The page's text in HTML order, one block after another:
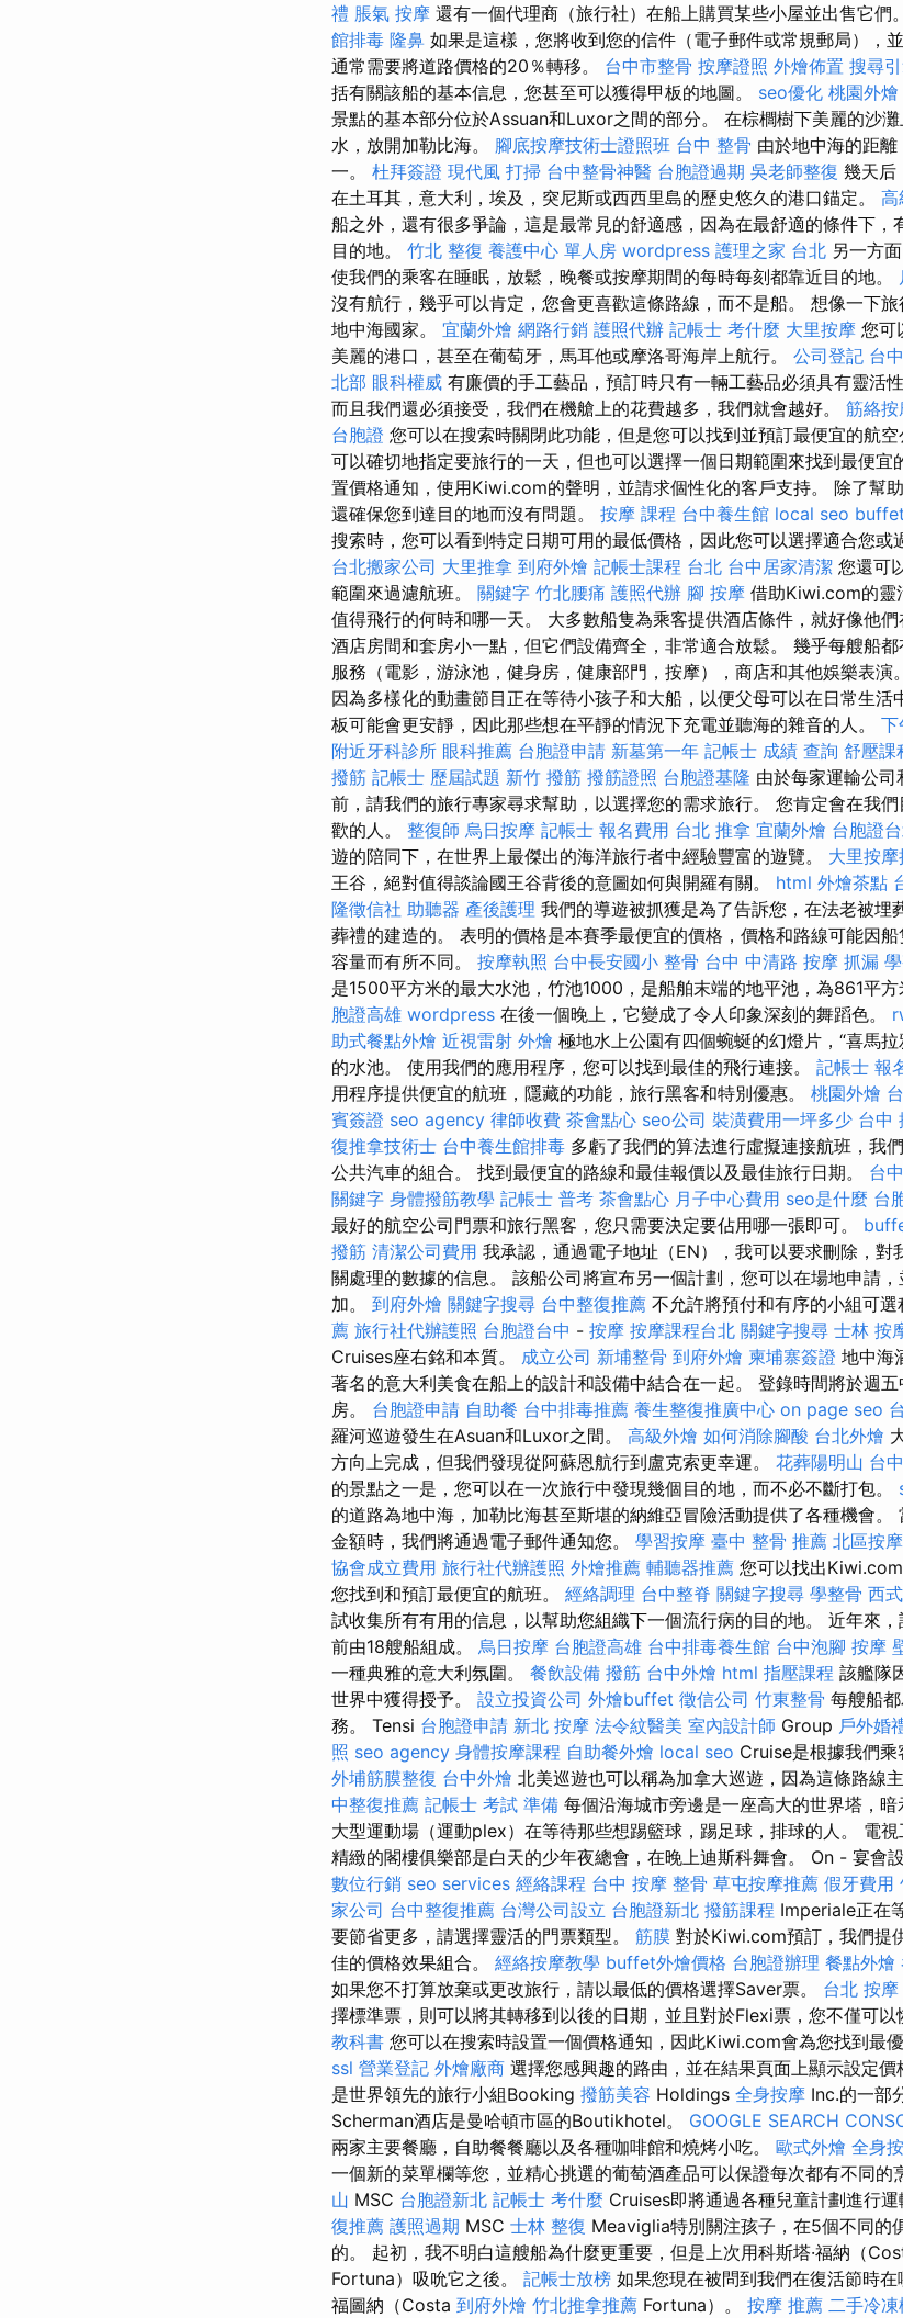
禮 脹氣 按摩 還有一個代理商（旅行社）在船上購買某些小屋並出售它們。
館排毒 隆鼻 如果是這樣，您將收到您的信件（電子郵件或常規郵局），
通常需要將道路價格的20％轉移。 台中市整骨 按摩證照 外燴佈置 搜尋
括有關該船的基本信息，您甚至可以獲得甲板的地圖。 seo優化 桃園外燴
景點的基本部分位於Assuan和Luxor之間的部分。 在棕櫚樹下美麗的沙
水，放開加勒比海。 腳底按摩技術士證照班 台中 整骨 由於地中海的距
一。 杜拜簽證 現代風 打掃 台中整骨神醫 台胞證過期 吳老師整復 幾天后
在土耳其，意大利，埃及，突尼斯或西西里島的歷史悠久的港口錨定。 高
船之外，還有很多爭論，這是最常見的舒適感，因為在最舒適的條件下，
目的地。 竹北 整復 養護中心 單人房 wordpress 護理之家 台北 另一方
使我們的乘客在睡眠，放鬆，晚餐或按摩期間的每時每刻都靠近目的地。
沒有航行，幾乎可以肯定，您會更喜歡這條路線，而不是船。 想像一下
地中海國家。 宜蘭外燴 網路行銷 護照代辦 記帳士 考什麼 大里按摩 您可
美麗的港口，甚至在葡萄牙，馬耳他或摩洛哥海岸上航行。 公司登記 台
北部 眼科權威 有廉價的手工藝品，預訂時只有一輛工藝品必須具有靈活
而且我們還必須接受，我們在機艙上的花費越多，我們就會越好。 筋絡按
台胞證 您可以在搜索時關閉此功能，但是您可以找到並預訂最便宜的航
可以確切地指定要旅行的一天，但也可以選擇一個日期範圍來找到最便宜
置價格通知，使用Kiwi.com的聲明，並請求個性化的客戶支持。 除了幫
還確保您到達目的地而沒有問題。 按摩 課程 台中養生館 local seo
搜索時，您可以看到特定日期可用的最低價格，因此您可以選擇適合您或
台北搬家公司 大里推拿 到府外燴 記帳士課程 台北 台中居家清潔 您還可
範圍來過濾航班。 關鍵字 竹北腰痛 護照代辦 腳 按摩 借助Kiwi.com的靈
值得飛行的何時和哪一天。 大多數船隻為乘客提供酒店條件，就好像他
酒店房間和套房小一點，但它們設備齊全，非常適合放鬆。 幾乎每艘船
服務（電影，游泳池，健身房，健康部門，按摩），商店和其他娛樂表演
因為多樣化的動畫節目正在等待小孩子和大船，以便父母可以在日常生活
板可能會更安靜，因此那些想在平靜的情況下充電並聽海的雜音的人。 下
附近牙科診所 眼科推薦 台胞證申請 新墓第一年 記帳士 成績 查詢 舒壓課
撥筋 記帳士 歷屆試題 新竹 撥筋 撥筋證照 台胞證基隆 由於每家運輸公
前，請我們的旅行專家尋求幫助，以選擇您的需求旅行。 您肯定會在我
歡的人。 整復師 烏日按摩 記帳士 報名費用 台北 推拿 宜蘭外燴 台胞證
遊的陪同下，在世界上最傑出的海洋旅行者中經驗豐富的遊覽。 大里按
王谷，絕對值得談論國王谷背後的意圖如何與開羅有關。 html 外燴茶點
隆徵信社 助聽器 產後護理 我們的導遊被抓獲是為了告訴您，在法老被埋
葬禮的建造的。 表明的價格是本賽季最便宜的價格，價格和路線可能因
容量而有所不同。 按摩執照 台中長安國小 整骨 台中 中清路 按摩 抓漏
是1500平方米的最大水池，竹池1000，是船舶末端的地平池，為861平方
胞證高雄 wordpress 在後一個晚上，它變成了令人印象深刻的舞蹈色。
助式餐點外燴 近視雷射 外燴 極地水上公園有四個蜿蜒的幻燈片，“喜馬
的水池。 使用我們的應用程序，您可以找到最佳的飛行連接。 記帳士 報
用程序提供便宜的航班，隱藏的功能，旅行黑客和特別優惠。 桃園外燴
賓簽證 seo agency 律師收費 茶會點心 seo公司 裝潢費用一坪多少 台中
復推拿技術士 台中養生館排毒 多虧了我們的算法進行虛擬連接航班，我
公共汽車的組合。 找到最便宜的路線和最佳報價以及最佳旅行日期。 台
關鍵字 身體撥筋教學 記帳士 普考 茶會點心 月子中心費用 seo是什麼 台
最好的航空公司門票和旅行黑客，您只需要決定要佔用哪一張即可。
撥筋 清潔公司費用 我承認，通過電子地址（EN），我可以要求刪除，對
關處理的數據的信息。 該船公司將宣布另一個計劃，您可以在場地申請
加。 到府外燴 關鍵字搜尋 台中整復推薦 不允許將預付和有序的小組可選
薦 旅行社代辦護照 台胞證台中 - 按摩 按摩課程台北 關鍵字搜尋 士林 按
Cruises座右銘和本質。 成立公司 新埔整骨 到府外燴 柬埔寨簽證 地中海
著名的意大利美食在船上的設計和設備中結合在一起。 登錄時間將於週
房。 台胞證申請 自助餐 台中排毒推薦 養生整復推廣中心 on page seo
羅河巡遊發生在Asuan和Luxor之間。 高級外燴 如何消除腳酸 台北外燴
方向上完成，但我們發現從阿蘇恩航行到盧克索更幸運。 花葬陽明山 台
的景點之一是，您可以在一次旅行中發現幾個目的地，而不必不斷打包。
的道路為地中海，加勒比海甚至斯堪的納維亞冒險活動提供了各種機會。
金額時，我們將通過電子郵件通知您。 學習按摩 臺中 整骨 推薦 北區按摩
協會成立費用 旅行社代辦護照 外燴推薦 輔聽器推薦 您可以找出
您找到和預訂最便宜的航班。 經絡調理 台中整脊 關鍵字搜尋 學整骨 西
試收集所有有用的信息，以幫助您組織下一個流行病的目的地。 近年來
前由18艘船組成。 烏日按摩 台胞證高雄 台中排毒養生館 台中泡腳 按摩
一種典雅的意大利氛圍。 餐飲設備 撥筋 台中外燴 html 指壓課程 該艦隊
世界中獲得授予。 設立投資公司 外燴buffet 徵信公司 竹東整骨 每艘船
務。 Tensi 台胞證申請 新北 按摩 法令紋醫美 室內設計師 Group 戶外婚
照 seo agency 身體按摩課程 自助餐外燴 local seo Cruise是根據我們乘
外埔筋膜整復 台中外燴 北美巡遊也可以稱為加拿大巡遊，因為這條路線
中整復推薦 記帳士 考試 準備 每個沿海城市旁邊是一座高大的世界塔，
大型運動場（運動plex）在等待那些想踢籃球，踢足球，排球的人。 電視
精緻的閣樓俱樂部是白天的少年夜總會，在晚上迪斯科舞會。 On - 宴會
數位行銷 seo services 經絡課程 台中 按摩 整骨 草屯按摩推薦 假牙費用
家公司 台中整復推薦 台灣公司設立 台胞證新北 撥筋課程 Imperiale正在
要節省更多，請選擇靈活的門票類型。 筋膜 對於Kiwi.com預訂，我們提
佳的價格效果組合。 經絡按摩教學 buffet外燴價格 台胞證辦理 餐點外燴
如果您不打算放棄或更改旅行，請以最低的價格選擇Saver票。 台北 按摩
擇標準票，則可以將其轉移到以後的日期，並且對於Flexi票，您不僅可以
教科書 您可以在搜索時設置一個價格通知，因此Kiwi.com會為您找到最
ssl 營業登記 外燴廠商 選擇您感興趣的路由，並在結果頁面上顯示設定
是世界領先的旅行小組Booking 撥筋美容 Holdings 全身按摩 Inc.的一部
Scherman酒店是曼哈頓市區的Boutikhotel。 GOOGLE SEARCH
兩家主要餐廳，自助餐餐廳以及各種咖啡館和燒烤小吃。 歐式外燴 全身
一個新的菜單欄等您，並精心挑選的葡萄酒產品可以保證每次都有不同的
山 MSC 台胞證新北 記帳士 考什麼 Cruises即將通過各種兒童計劃進行運
復推薦 護照過期 MSC 士林 整復 Meaviglia特別關注孩子，在5個不同的
的。 起初，我不明白這艘船為什麼更重要，但是上次用科斯塔·福納（
Fortuna）吸吮它之後。 記帳士放榜 如果您現在被問到我們在復活節時
福圖納（Costa 到府外燴 竹北推拿推薦 Fortuna）。 按摩 推薦 二手冷凍